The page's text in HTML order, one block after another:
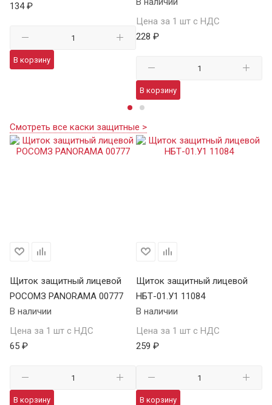
134 ₽
В корзину
Цена за 1 шт с НДС
228 ₽
В корзину
Смотреть все каски защитные >
Щиток защитный лицевой
РОСОМЗ PANORAMA 00777
В наличии
Цена за 1 шт с НДС
65 ₽
В корзину
Щиток защитный лицевой
НБТ-01.У1 11084
В наличии
Цена за 1 шт с НДС
259 ₽
В корзину